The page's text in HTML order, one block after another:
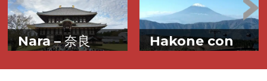
Nara –奈良
espíritu de Japón
Hakone con
根